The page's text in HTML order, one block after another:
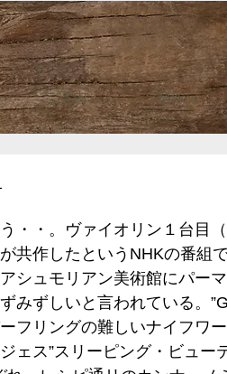
ご案内 制作記
・・。ヴァイオリン１台目
共作したというNHKの番組
シュモリアン美術館にパー
みずしいと言われている。
フリングの難しいナイフワ
ェス”スリーピング・ビュ